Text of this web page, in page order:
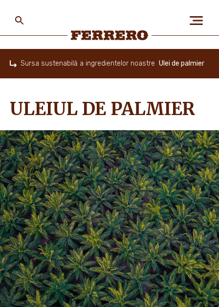
DESPRE NOI
OAMENII ȘI PLANETA
BRANDURILE NOASTRE
PROMOȚII
CARIERE
ȘTIRI ȘI ANUNȚURI
main
content
Sursa sustenabilă a ingredientelor noastre Ulei de palmier
ULEIUL DE PALMIER